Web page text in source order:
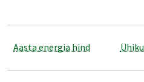
Aasta energia hind